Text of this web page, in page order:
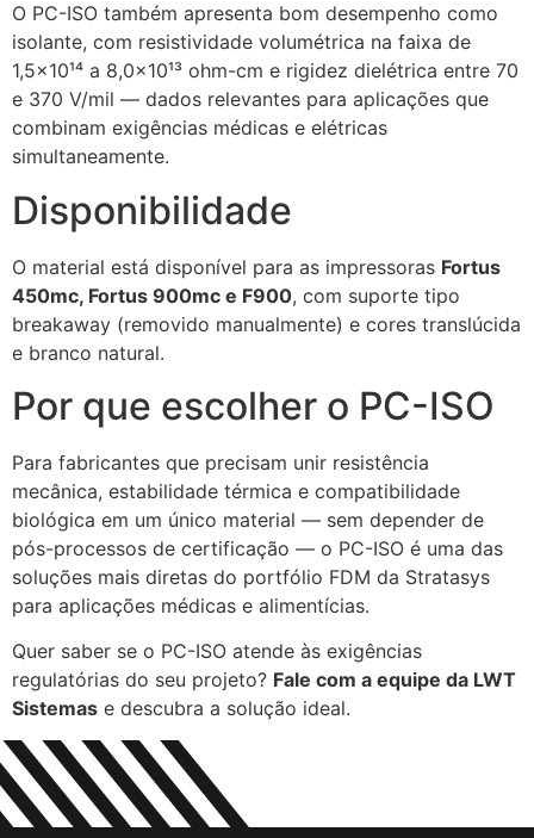
O PC-ISO também apresenta bom desempenho como
isolante, com resistividade volumétrica na faixa de
1,5×10¹⁴ a 8,0×10¹³ ohm-cm e rigidez dielétrica entre 70
e 370 V/mil — dados relevantes para aplicações que
combinam exigências médicas e elétricas
simultaneamente.
Disponibilidade
O material está disponível para as impressoras Fortus
450mc, Fortus 900mc e F900, com suporte tipo
breakaway (removido manualmente) e cores translúcida
e branco natural.
Por que escolher o PC-ISO
Para fabricantes que precisam unir resistência
mecânica, estabilidade térmica e compatibilidade
biológica em um único material — sem depender de
pós-processos de certificação — o PC-ISO é uma das
soluções mais diretas do portfólio FDM da Stratasys
para aplicações médicas e alimentícias.
Quer saber se o PC-ISO atende às exigências
regulatórias do seu projeto? Fale com a equipe da LWT
Sistemas e descubra a solução ideal.